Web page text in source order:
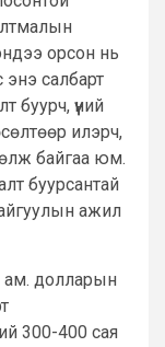
орсон нь
энэ салбарт
үүний
илэрч,
байгаа юм.
буурсантай
ажил
ам. долларын
300-400 сая